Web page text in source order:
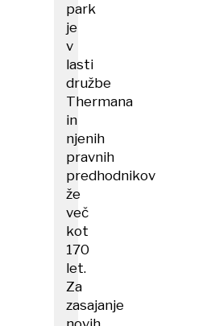
park
je
v
lasti
družbe
Thermana
in
njenih
pravnih
predhodnikov
že
več
kot
170
let.
Za
zasajanje